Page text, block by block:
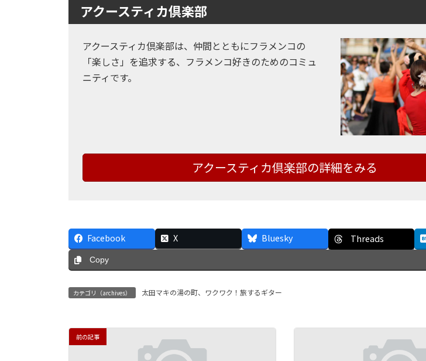
アクースティカ倶楽部
アクースティカ倶楽部は、仲間とともにフラメンコの
「楽しさ」を追求する、フラメンコ好きのためのコミュ
ニティです。
アクースティカ倶楽部の詳細をみる
Facebook X Bluesky Threads
Copy
カテゴリ（archives） 太田マキの湯の町、ワクワク！旅するギター
前の記事